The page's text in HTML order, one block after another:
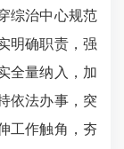
综治中心规范
明确职责，强
全量纳入，加
依法办事，突
工作触角，夯